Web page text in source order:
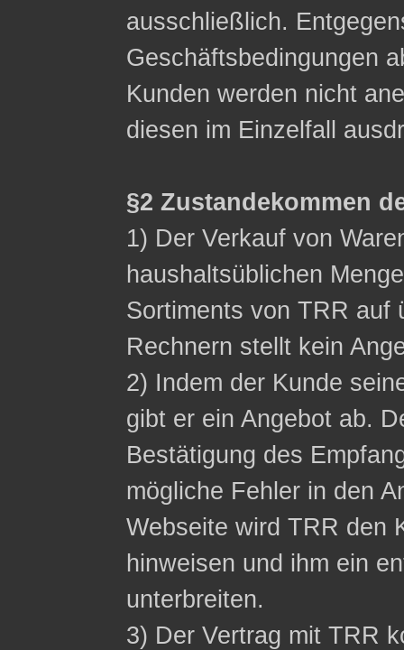
ausschließlich.
Geschäftsbedingungen
Kunden werden nicht
diesen im Einzelfall
§2 Zustandekommen
1) Der Verkauf von
haushaltsüblichen
Sortiments von TRR auf
Rechnern stellt kein
2) Indem der Kunde
gibt er ein Angebot ab.
Bestätigung des
mögliche Fehler in den
Webseite wird TRR den
hinweisen und ihm ein
unterbreiten.
3) Der Vertrag mit TRR